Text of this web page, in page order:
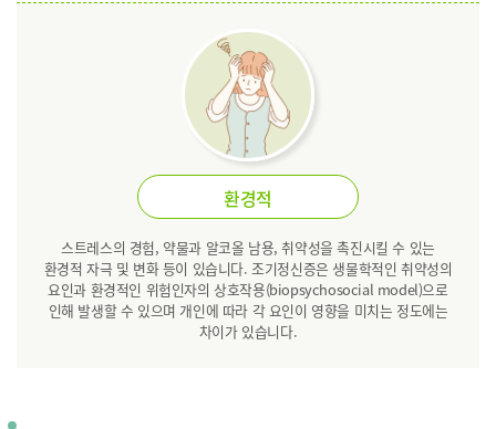
환경적
스트레스의 경험, 약물과 알코올 남용, 취약성을 촉진시킬 수 있는
환경적 자극 및 변화 등이 있습니다. 조기정신증은 생물학적인 취약성의
요인과 환경적인 위험인자의 상호작용(biopsychosocial model)으로
인해 발생할 수 있으며 개인에 따라 각 요인이 영향을 미치는 정도에는
차이가 있습니다.